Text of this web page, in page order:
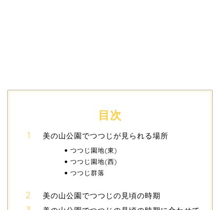
目次
美の山公園でつつじが見られる場所
つつじ園地(東)
つつじ園地(西)
つつじ群落
美の山公園でつつじの見頃の時期